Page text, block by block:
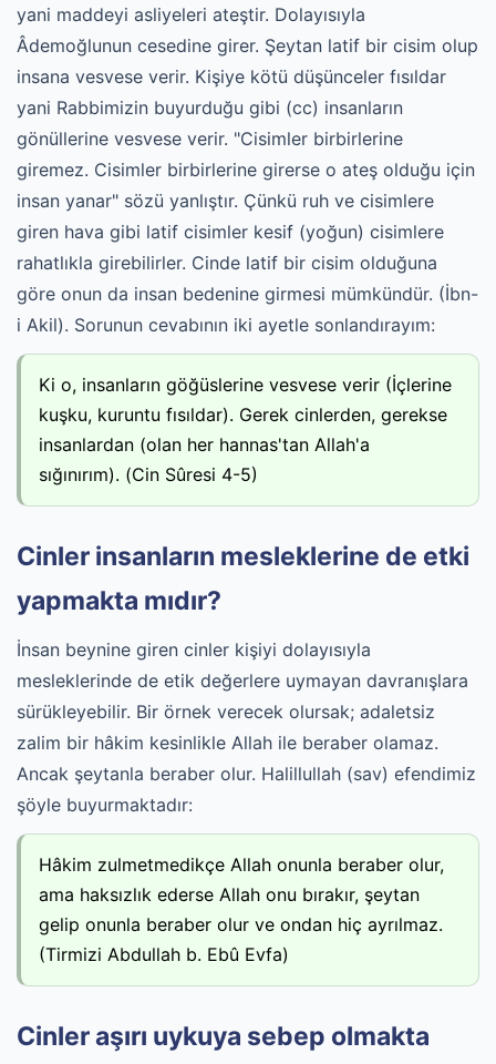
yani maddeyi asliyeleri ateştir. Dolayısıyla
Âdemoğlunun cesedine girer. Şeytan latif bir cisim olup
insana vesvese verir. Kişiye kötü düşünceler fısıldar
yani Rabbimizin buyurduğu gibi (cc) insanların
gönüllerine vesvese verir. "Cisimler birbirlerine
giremez. Cisimler birbirlerine girerse o ateş olduğu için
insan yanar" sözü yanlıştır. Çünkü ruh ve cisimlere
giren hava gibi latif cisimler kesif (yoğun) cisimlere
rahatlıkla girebilirler. Cinde latif bir cisim olduğuna
göre onun da insan bedenine girmesi mümkündür. (İbn-
i Akil). Sorunun cevabının iki ayetle sonlandırayım:
Ki o, insanların göğüslerine vesvese verir (İçlerine
kuşku, kuruntu fısıldar). Gerek cinlerden, gerekse
insanlardan (olan her hannas'tan Allah'a
sığınırım). (Cin Sûresi 4-5)
Cinler insanların mesleklerine de etki
yapmakta mıdır?
İnsan beynine giren cinler kişiyi dolayısıyla
mesleklerinde de etik değerlere uymayan davranışlara
sürükleyebilir. Bir örnek verecek olursak; adaletsiz
zalim bir hâkim kesinlikle Allah ile beraber olamaz.
Ancak şeytanla beraber olur. Halillullah (sav) efendimiz
şöyle buyurmaktadır:
Hâkim zulmetmedikçe Allah onunla beraber olur,
ama haksızlık ederse Allah onu bırakır, şeytan
gelip onunla beraber olur ve ondan hiç ayrılmaz.
(Tirmizi Abdullah b. Ebû Evfa)
Cinler aşırı uykuya sebep olmakta